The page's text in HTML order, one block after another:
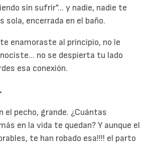
sin sufrir"... y nadie, nadie te
sola, encerrada en el baño.
enamoraste al principio, no le
no se despierta tu lado
esa conexión.
el pecho, grande. ¿Cuántas
en la vida te quedan? Y aunque el
te han robado esa!!!! el parto